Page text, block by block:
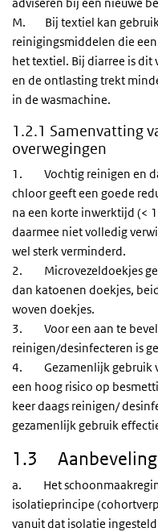
M. Bij textiel kan gebruik
reinigingsmiddelen die
het textiel. Bij diarree is dit
en de ontlasting trekt
in de wasmachine.
1.2.1 Samenvatting
overwegingen
1. Vochtig reinigen en
chloor geeft een goede
na een korte inwerktijd (<
daarmee niet volledig
wel sterk verminderd.
2. Microvezeldoekjes
dan katoenen doekjes,
woven doekjes.
3. Voor een aan te
reinigen/desinfecteren is
4. Gezamenlijk gebruik
een hoog risico op
keer daags reinigen/
gezamenlijk gebruik
1.3
a. Het
isolatieprincipe
vanuit dat isolatie